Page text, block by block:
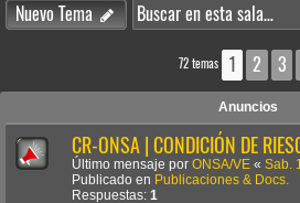
Nuevo Tema
72 temas 1 2 3
Anuncios
CR-ONSA | CONDICIÓN DE
Último mensaje por ONSA/VE « Sab.
Publicado en Publicaciones & Docs.
Respuestas: 1